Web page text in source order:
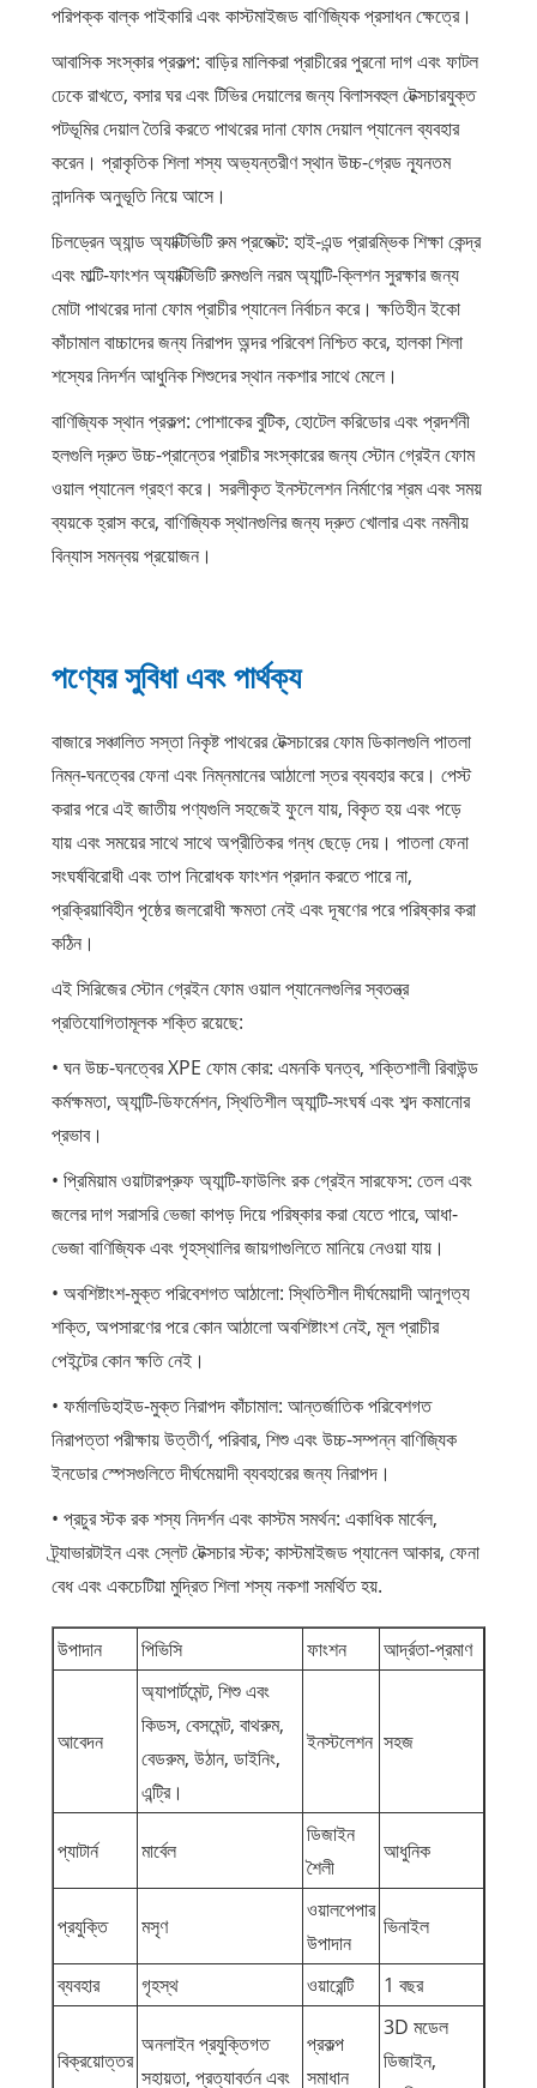
পরিপক্ক বাল্ক পাইকারি এবং কাস্টমাইজড বাণিজ্যিক প্রসাধন ক্ষেত্রে।
আবাসিক সংস্কার প্রকল্প: বাড়ির মালিকরা প্রাচীরের পুরনো দাগ এবং ফাটল
ঢেকে রাখতে, বসার ঘর এবং টিভির দেয়ালের জন্য বিলাসবহুল টেক্সচারযুক্ত
পটভূমির দেয়াল তৈরি করতে পাথরের দানা ফোম দেয়াল প্যানেল ব্যবহার
করেন। প্রাকৃতিক শিলা শস্য অভ্যন্তরীণ স্থান উচ্চ-গ্রেড ন্যূনতম
নান্দনিক অনুভূতি নিয়ে আসে।
চিলড্রেন অ্যান্ড অ্যাক্টিভিটি রুম প্রজেক্ট: হাই-এন্ড প্রারম্ভিক শিক্ষা কেন্দ্র
এবং মাল্টি-ফাংশন অ্যাক্টিভিটি রুমগুলি নরম অ্যান্টি-ক্লিশন সুরক্ষার জন্য
মোটা পাথরের দানা ফোম প্রাচীর প্যানেল নির্বাচন করে। ক্ষতিহীন ইকো
কাঁচামাল বাচ্চাদের জন্য নিরাপদ অন্দর পরিবেশ নিশ্চিত করে, হালকা শিলা
শস্যের নিদর্শন আধুনিক শিশুদের স্থান নকশার সাথে মেলে।
বাণিজ্যিক স্থান প্রকল্প: পোশাকের বুটিক, হোটেল করিডোর এবং প্রদর্শনী
হলগুলি দ্রুত উচ্চ-প্রান্তের প্রাচীর সংস্কারের জন্য স্টোন গ্রেইন ফোম
ওয়াল প্যানেল গ্রহণ করে। সরলীকৃত ইনস্টলেশন নির্মাণের শ্রম এবং সময়
ব্যয়কে হ্রাস করে, বাণিজ্যিক স্থানগুলির জন্য দ্রুত খোলার এবং নমনীয়
বিন্যাস সমন্বয় প্রয়োজন।
পণ্যের সুবিধা এবং পার্থক্য
বাজারে সঞ্চালিত সস্তা নিকৃষ্ট পাথরের টেক্সচারের ফোম ডিকালগুলি পাতলা
নিম্ন-ঘনত্বের ফেনা এবং নিম্নমানের আঠালো স্তর ব্যবহার করে। পেস্ট
করার পরে এই জাতীয় পণ্যগুলি সহজেই ফুলে যায়, বিকৃত হয় এবং পড়ে
যায় এবং সময়ের সাথে সাথে অপ্রীতিকর গন্ধ ছেড়ে দেয়। পাতলা ফেনা
সংঘর্ষবিরোধী এবং তাপ নিরোধক ফাংশন প্রদান করতে পারে না,
প্রক্রিয়াবিহীন পৃষ্ঠের জলরোধী ক্ষমতা নেই এবং দূষণের পরে পরিষ্কার করা
কঠিন।
এই সিরিজের স্টোন গ্রেইন ফোম ওয়াল প্যানেলগুলির স্বতন্ত্র
প্রতিযোগিতামূলক শক্তি রয়েছে:
• ঘন উচ্চ-ঘনত্বের XPE ফোম কোর: এমনকি ঘনত্ব, শক্তিশালী রিবাউন্ড
কর্মক্ষমতা, অ্যান্টি-ডিফর্মেশন, স্থিতিশীল অ্যান্টি-সংঘর্ষ এবং শব্দ কমানোর
প্রভাব।
• প্রিমিয়াম ওয়াটারপ্রুফ অ্যান্টি-ফাউলিং রক গ্রেইন সারফেস: তেল এবং
জলের দাগ সরাসরি ভেজা কাপড় দিয়ে পরিষ্কার করা যেতে পারে, আধা-
ভেজা বাণিজ্যিক এবং গৃহস্থালির জায়গাগুলিতে মানিয়ে নেওয়া যায়।
• অবশিষ্টাংশ-মুক্ত পরিবেশগত আঠালো: স্থিতিশীল দীর্ঘমেয়াদী আনুগত্য
শক্তি, অপসারণের পরে কোন আঠালো অবশিষ্টাংশ নেই, মূল প্রাচীর
পেইন্টের কোন ক্ষতি নেই।
• ফর্মালডিহাইড-মুক্ত নিরাপদ কাঁচামাল: আন্তর্জাতিক পরিবেশগত
নিরাপত্তা পরীক্ষায় উত্তীর্ণ, পরিবার, শিশু এবং উচ্চ-সম্পন্ন বাণিজ্যিক
ইনডোর স্পেসগুলিতে দীর্ঘমেয়াদী ব্যবহারের জন্য নিরাপদ।
• প্রচুর স্টক রক শস্য নিদর্শন এবং কাস্টম সমর্থন: একাধিক মার্বেল,
ট্র্যাভারটাইন এবং স্লেট টেক্সচার স্টক; কাস্টমাইজড প্যানেল আকার, ফেনা
বেধ এবং একচেটিয়া মুদ্রিত শিলা শস্য নকশা সমর্থিত হয়.
উপাদান পিভিসি ফাংশন আর্দ্রতা-প্রমাণ
আবেদন
অ্যাপার্টমেন্ট, শিশু এবং
কিডস, বেসমেন্ট, বাথরুম,
বেডরুম, উঠান, ডাইনিং,
এন্ট্রি।
ইনস্টলেশন সহজ
প্যাটার্ন মার্বেল
ডিজাইন
শৈলী
আধুনিক
প্রযুক্তি মসৃণ
ওয়ালপেপার
উপাদান
ভিনাইল
ব্যবহার গৃহস্থ ওয়ারেন্টি 1 বছর
বিক্রয়োত্তর
অনলাইন প্রযুক্তিগত
সহায়তা, প্রত্যাবর্তন এবং
প্রকল্প
সমাধান
3D মডেল
ডিজাইন,